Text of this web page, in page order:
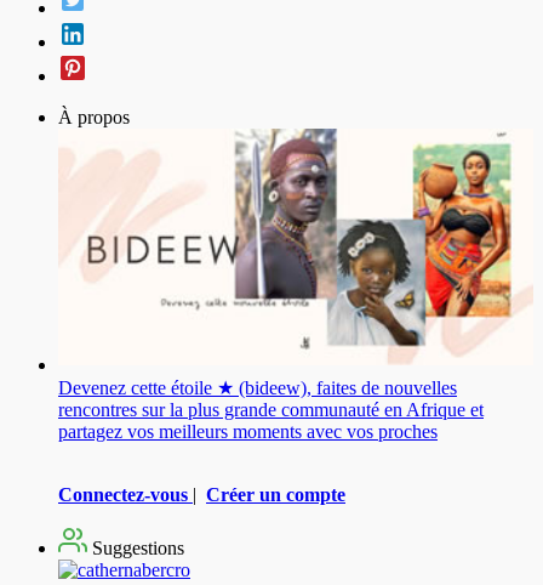
À propos
Devenez cette étoile ★ (bideew), faites de nouvelles
rencontres sur la plus grande communauté en Afrique et
partagez vos meilleurs moments avec vos proches
Connectez-vous | Créer un compte
Suggestions